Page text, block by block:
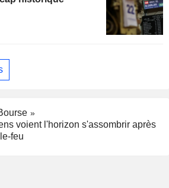
voient l'horizon s'assombrir après
feu